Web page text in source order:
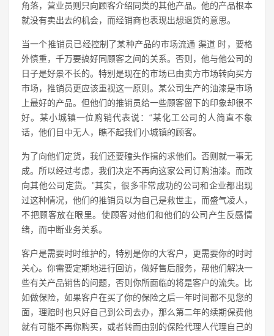
角落，营业员则只向顾客介绍同类的其他产品。他的产品根本
就没有卖出去的机会，而经销商也表现出想退货的意思。
当一个推销员已经控制了某种产品的市场流通 渠道 时，要格
外慎重，千万要搞好同顾客之间的关系。否则，他与他公司的
日子是好景不长的。特别是现在的市场已由卖方市场转向买方
市场，推销员更应该重视这一原则。某公司生产的油漆是市场
上最好的产品。但他们的推销员给一些顾客留下的印象却很不
好。某小城镇一位购销代表说：“某化工公司的人简直不象
话，他们目中无人，瞧不起我们小城镇的顾客。
为了向他们定货，我们还要磕头作揖的求他们。否则就一事无
成。所以经过考虑，我们决定不再向这家公司订购油漆。而改
向其他公司定货。”其实，很多非常成功的公司和企业都出现
过这种情况，他们的推销员以为自己是救世主，而盛气凌人，
不把顾客放在眼里。使顾客对他们和他们的公司产生反感情
绪，而中断业务关系。
客户是需要时时维护的，特别是你的大客户，更需要你的时时
关心。你需要定期地进行回访，做好售后服务，帮他们解决一
些有关产品销售的问题，否则你所面临的将是客户的流失。比
如做保险，如果客户在买了你的保险之后一年时间都不见您的
面，理赔时也只好自己到公司去办，那么第二年的续期保费他
就有可能不再你购买，或者转而由别的保险代理人代理自己的